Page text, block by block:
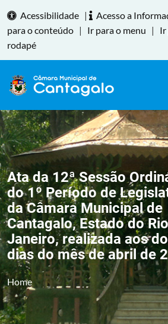
Acessibilidade | Acesso a
para o conteúdo | Ir para o menu |
Ir
rodapé
Ata da 12ª Sessão
do 1º Período de
da Câmara Municipal de
Cantagalo, Estado do
Janeiro, realizada aos
dias do mês de abril de
Home